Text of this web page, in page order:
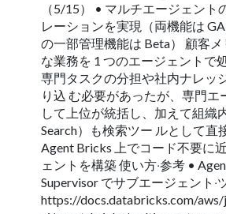
（5/15） • マルチエージェント
レーションを実現（両機能は
の⼀部管理機能は Beta） 顧客
な業務を 1 つのエージェントで
専⾨タスクの分担や社内ナレッ
り込 む必要があったが、専⾨
して上位が統括し、加えて組織
Search）も検索ツー ルとして直
Agent Bricks 上でコード不要に
ェントを構築 使い⽅‧参考 •
Supervisor でサブエージェント‧
https://docs.databricks.com/